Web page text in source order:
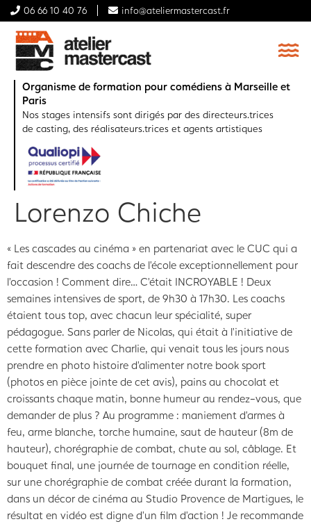
06 66 10 40 76 info@ateliermastercast.fr
Organisme de formation pour comédiens à Marseille et
Paris
Nos stages intensifs sont dirigés par des directeurs.trices
de casting, des réalisateurs.trices et agents artistiques
Lorenzo Chiche
« Les cascades au cinéma » en partenariat avec le CUC qui a
fait descendre des coachs de l’école exceptionnellement pour
l’occasion ! Comment dire… C’était INCROYABLE ! Deux
semaines intensives de sport, de 9h30 à 17h30. Les coachs
étaient tous top, avec chacun leur spécialité, super
pédagogue. Sans parler de Nicolas, qui était à l’initiative de
cette formation avec Charlie, qui venait tous les jours nous
prendre en photo histoire d’alimenter notre book sport
(photos en pièce jointe de cet avis), pains au chocolat et
croissants chaque matin, bonne humeur au rendez-vous, que
demander de plus ? Au programme : maniement d’armes à
feu, arme blanche, torche humaine, saut de hauteur (8m de
hauteur), chorégraphie de combat, chute au sol, câblage. Et
bouquet final, une journée de tournage en condition réelle,
sur une chorégraphie de combat créée durant la formation,
dans un décor de cinéma au Studio Provence de Martigues, le
résultat en vidéo est digne d’un film d’action ! Je recommande